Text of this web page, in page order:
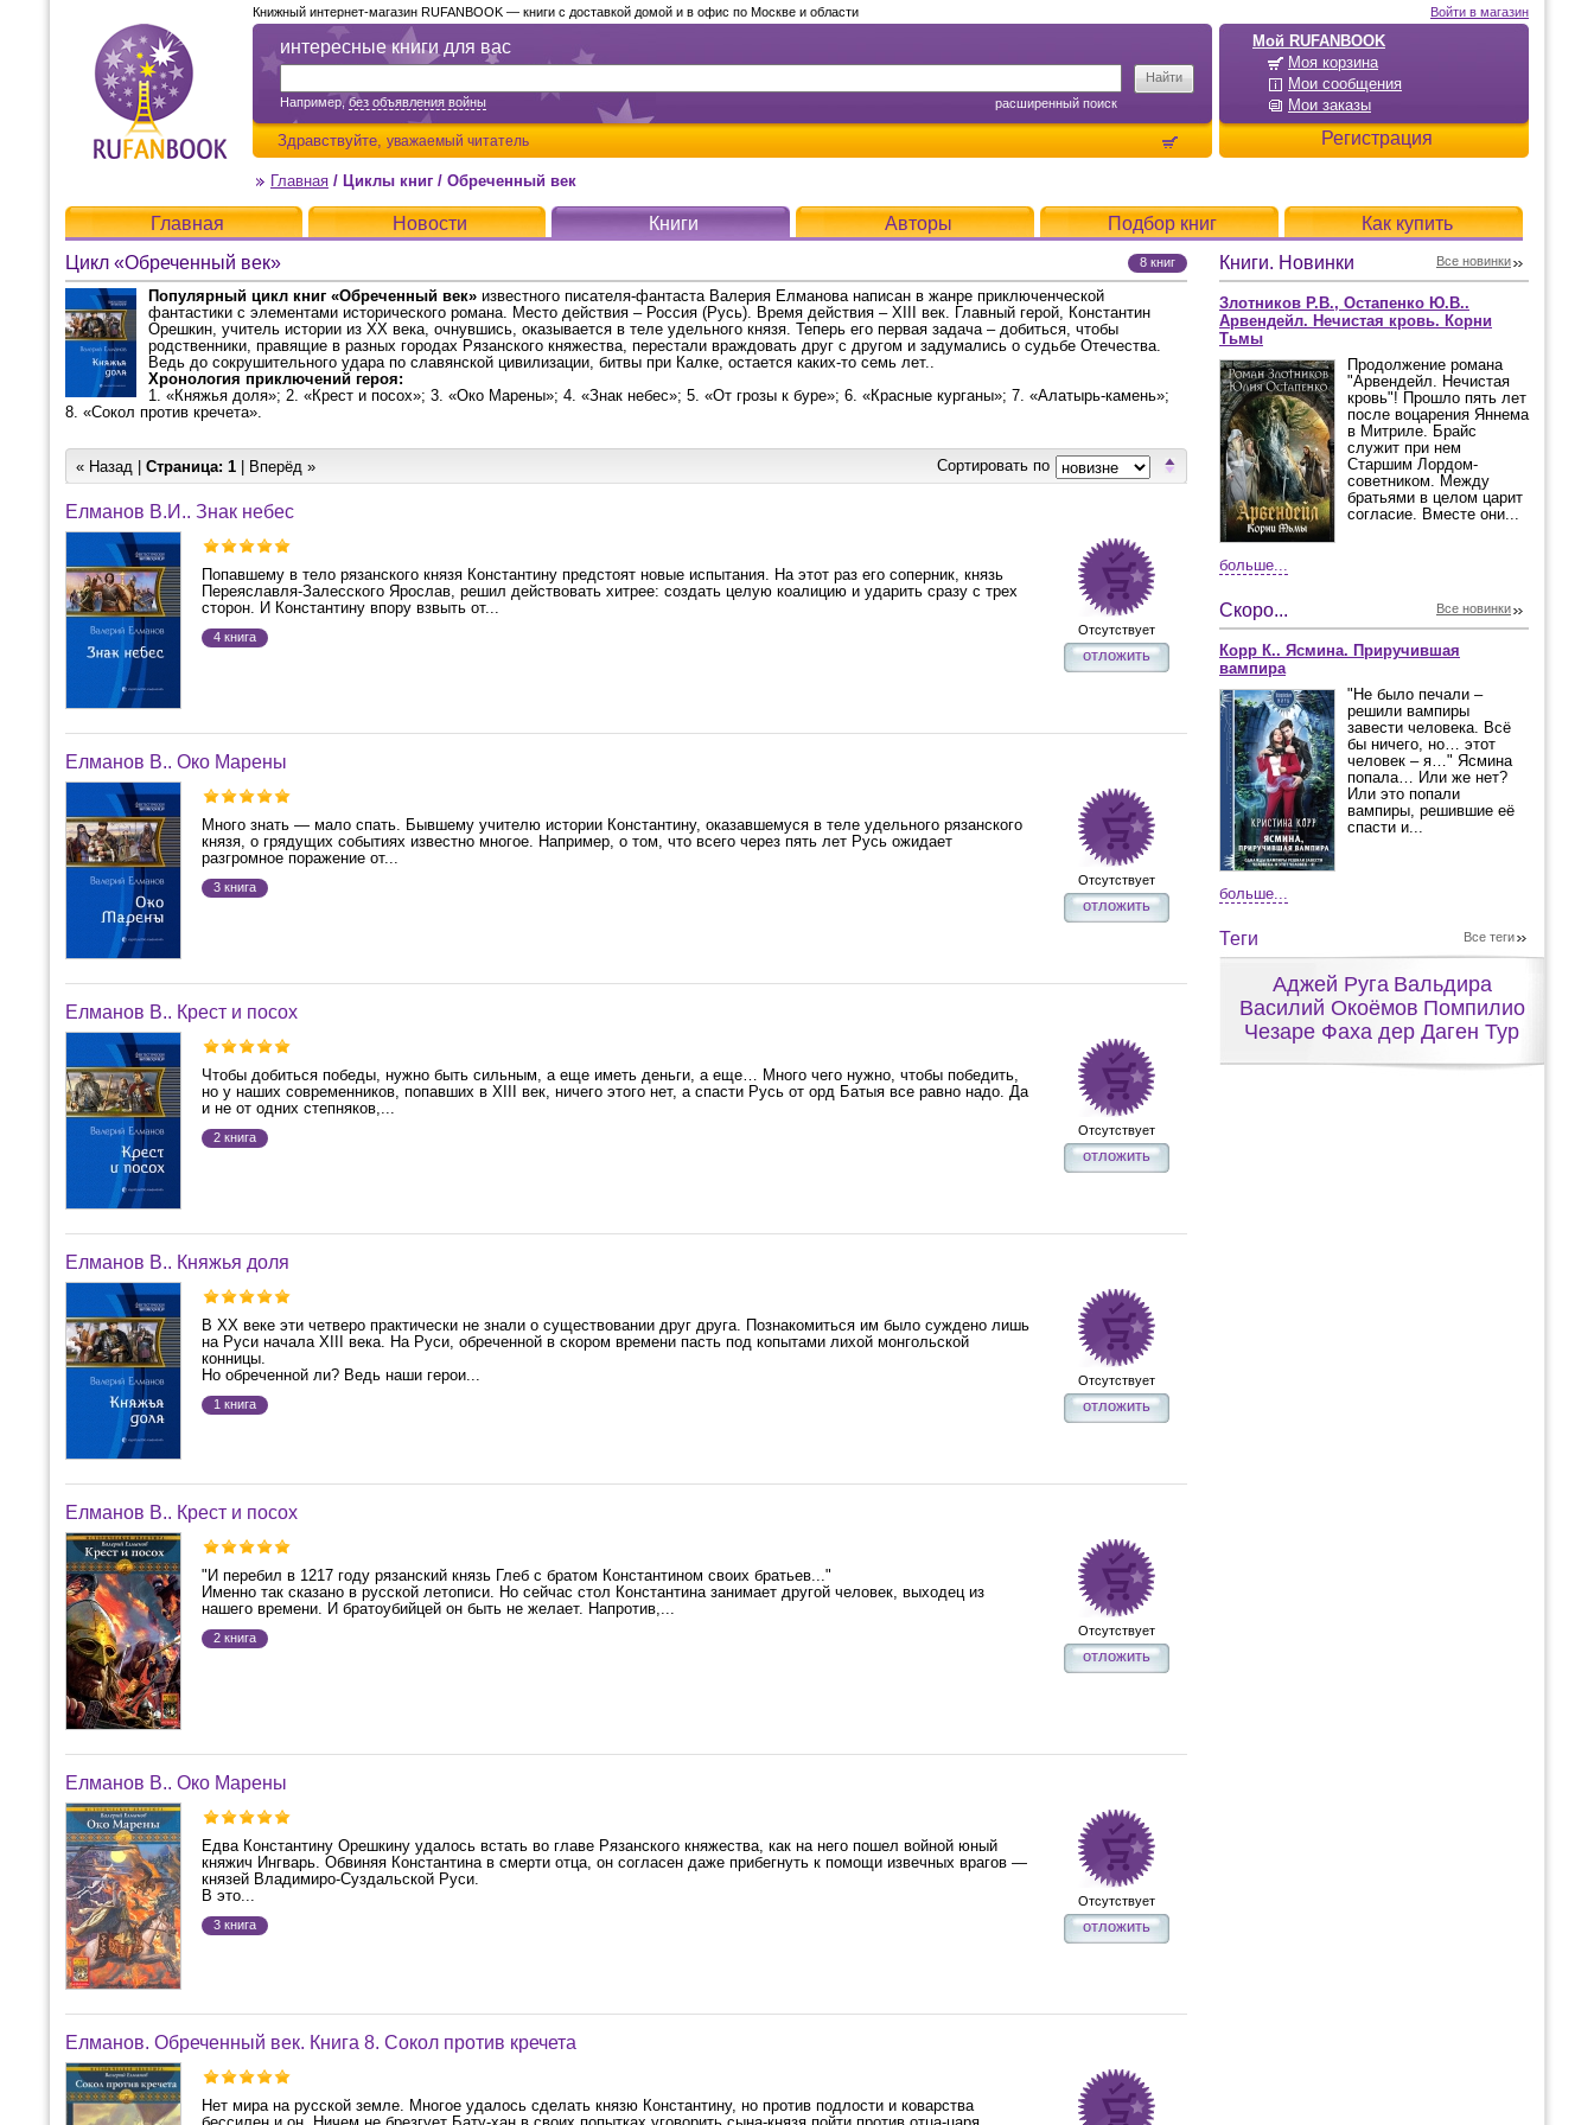
Мой RUFANBOOK
Моя корзина
Мои сообщения
Мои заказы
Регистрация
Войти в магазин
интересные книги для вас
Например,без объявления войны расширенный поиск
Здравствуйте, уважаемый читатель
Книжный интернет-магазин RUFANBOOK — книги с доставкой домой и в офис по Москве и области
Главная / Циклы книг / Обреченный век
Главная Новости Книги Авторы Подбор книг
Как купить
Цикл «Обреченный век»
8 книг
Популярный цикл книг «Обреченный век» известного писателя-фантаста Валерия Елманова написан в жанре приключенческой
фантастики с элементами исторического романа. Место действия – Россия (Русь). Время действия – XIII век. Главный герой, Константин
Орешкин, учитель истории из XX века, очнувшись, оказывается в теле удельного князя. Теперь его первая задача – добиться, чтобы
родственники, правящие в разных городах Рязанского княжества, перестали враждовать друг с другом и задумались о судьбе Отечества.
Ведь до сокрушительного удара по славянской цивилизации, битвы при Калке, остается каких-то семь лет..
Хронология приключений героя:
1. «Княжья доля»; 2. «Крест и посох»; 3. «Око Марены»; 4. «Знак небес»; 5. «От грозы к буре»; 6. «Красные курганы»; 7. «Алатырь-камень»;
8. «Сокол против кречета».
« Назад | Страница: 1 | Вперёд » Сортировать по
Елманов В.И.. Знак небес
Попавшему в тело рязанского князя Константину предстоят новые испытания. На этот раз его соперник, князь
Переяславля-Залесского Ярослав, решил действовать хитрее: создать целую коалицию и ударить сразу с трех
сторон. И Константину впору взвыть от...
4 книга Отсутствует
отложить
Елманов В.. Око Марены
Много знать — мало спать. Бывшему учителю истории Константину, оказавшемуся в теле удельного рязанского
князя, о грядущих событиях известно многое. Например, о том, что всего через пять лет Русь ожидает
разгромное поражение от...
3 книга Отсутствует
отложить
Елманов В.. Крест и посох
Чтобы добиться победы, нужно быть сильным, а еще иметь деньги, а еще… Много чего нужно, чтобы победить,
но у наших современников, попавших в XIII век, ничего этого нет, а спасти Русь от орд Батыя все равно надо. Да
и не от одних степняков,...
2 книга Отсутствует
отложить
Елманов В.. Княжья доля
В XX веке эти четверо практически не знали о существовании друг друга. Познакомиться им было суждено лишь
на Руси начала XIII века. На Руси, обреченной в скором времени пасть под копытами лихой монгольской
конницы.
Но обреченной ли? Ведь наши герои...
1 книга
Отсутствует
отложить
Елманов В.. Крест и посох
"И перебил в 1217 году рязанский князь Глеб с братом Константином своих братьев..."
Именно так сказано в русской летописи. Но сейчас стол Константина занимает другой человек, выходец из
нашего времени. И братоубийцей он быть не желает. Напротив,...
2 книга Отсутствует
отложить
Елманов В.. Око Марены
Едва Константину Орешкину удалось встать во главе Рязанского княжества, как на него пошел войной юный
княжич Ингварь. Обвиняя Константина в смерти отца, он согласен даже прибегнуть к помощи извечных врагов —
князей Владимиро-Суздальской Руси.
В это...
3 книга
Отсутствует
отложить
Елманов. Обреченный век. Книга 8. Сокол против кречета
Нет мира на русской земле. Многое удалось сделать князю Константину, но против подлости и коварства
Книги. Новинки Все новинки
Злотников Р.В., Остапенко Ю.В..
Арвендейл. Нечистая кровь. Корни
Тьмы
Продолжение романа
"Арвендейл. Нечистая
кровь"! Прошло пять лет
после воцарения Яннема
в Митриле. Брайс
служит при нем
Старшим Лордом-
советником. Между
братьями в целом царит
согласие. Вместе они...
больше...
Скоро... Все новинки
Корр К.. Ясмина. Приручившая
вампира
"Не было печали –
решили вампиры
завести человека. Всё
бы ничего, но… этот
человек – я…" Ясмина
попала… Или же нет?
Или это попали
вампиры, решившие её
спасти и...
больше...
Теги Все теги
Аджей Руга Вальдира
Василий Окоёмов Помпилио
Чезаре Фаха дер Даген Тур